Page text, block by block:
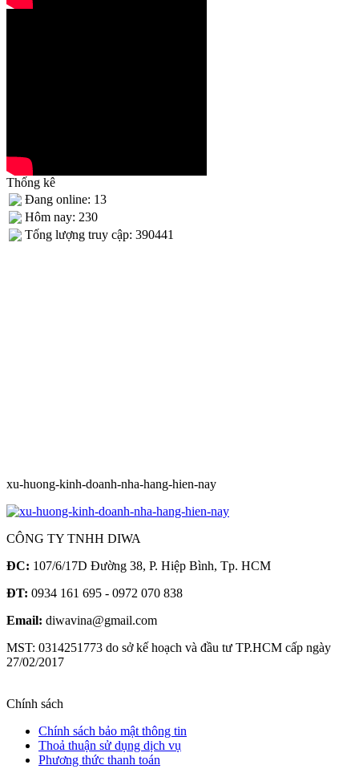
Thống kê
Đang online: 13
Hôm nay: 230
Tống lượng truy cập: 390441
xu-huong-kinh-doanh-nha-hang-hien-nay
CÔNG TY TNHH DIWA
ĐC: 107/6/17D Đường 38, P. Hiệp Bình, Tp. HCM
ĐT: 0934 161 695 - 0972 070 838
Email: diwavina@gmail.com
MST: 0314251773 do sở kế hoạch và đầu tư TP.HCM cấp ngày
27/02/2017
Chính sách
Chính sách bảo mật thông tin
Thoả thuận sử dụng dịch vụ
Phương thức thanh toán